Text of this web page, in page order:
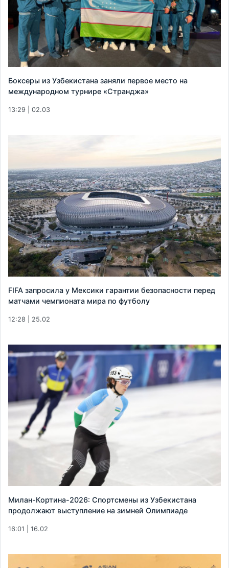
Боксеры из Узбекистана заняли первое место на
международном турнире «Странджа»
13:29 | 02.03
FIFA запросила у Мексики гарантии безопасности перед
матчами чемпионата мира по футболу
12:28 | 25.02
Милан-Кортина-2026: Спортсмены из Узбекистана
продолжают выступление на зимней Олимпиаде
16:01 | 16.02